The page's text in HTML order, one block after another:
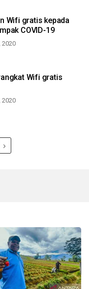
Wifi gratis kepada
COVID-19
2020
Wifi gratis
2020